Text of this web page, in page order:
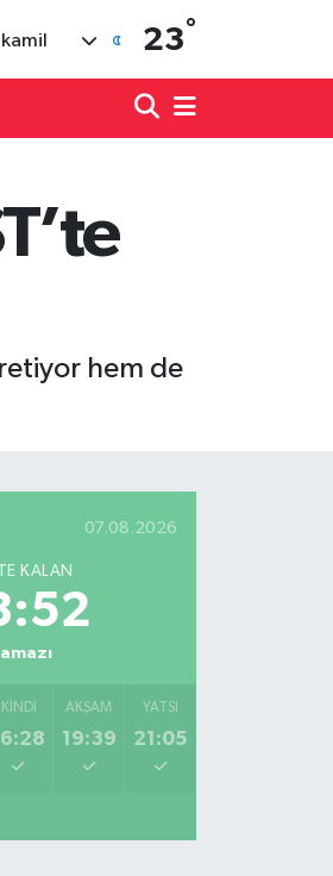
23°
hem de
07.08.2026
KALAN
İKINDI AKŞAM
19:39
YATSI
21:05